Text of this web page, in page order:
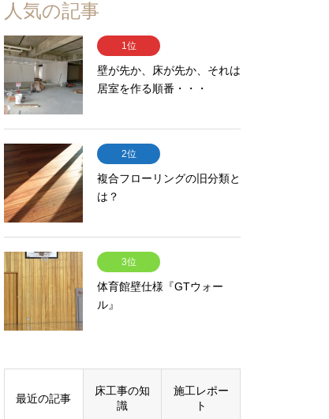
人気の記事
1位
壁が先か、床が先か、それは
居室を作る順番・・・
2位
複合フローリングの旧分類と
は？
3位
体育館壁仕様『GTウォー
ル』
最近の記事
床工事の知
識
施工レポー
ト